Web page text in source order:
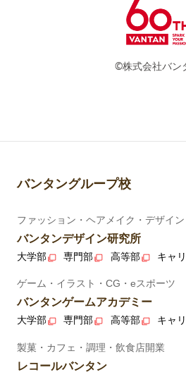
©株式会社バン
バンタングループ校
ファッション・ヘアメイク・デザイ
バンタンデザイン研究所
大学部 専門部 高等部 キャ
ゲーム・イラスト・CG・eスポーツ
バンタンゲームアカデミー
大学部 専門部 高等部 キャ
製菓・カフェ・調理・飲食店開業
レコールバンタン